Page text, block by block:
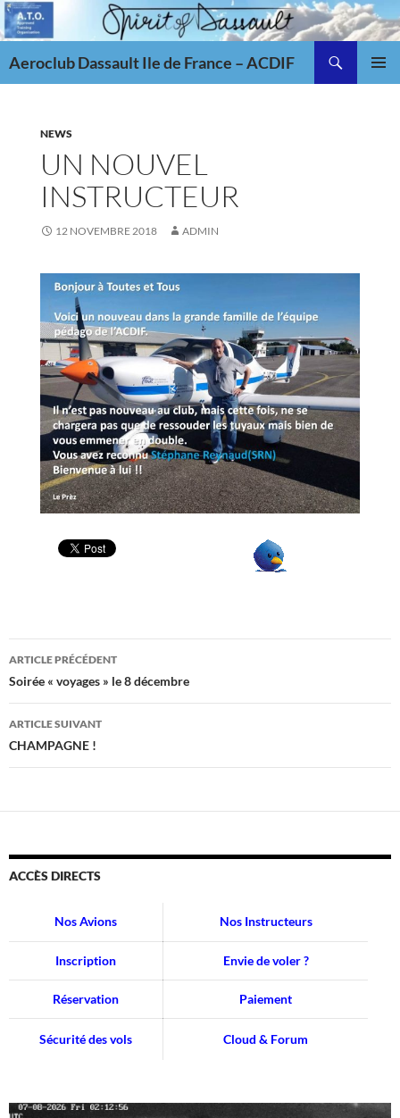
Aller
au
Aeroclub Dassault Ile de France – ACDIF
NEWS
UN NOUVEL
INSTRUCTEUR
12 NOVEMBRE 2018 ADMIN
Navigation
des
articles
ARTICLE PRÉCÉDENT
Soirée « voyages » le 8 décembre
ARTICLE SUIVANT
CHAMPAGNE !
ACCÈS DIRECTS
Nos Avions Nos Instructeurs
Inscription Envie de voler ?
Réservation Paiement
Sécurité des vols Cloud & Forum